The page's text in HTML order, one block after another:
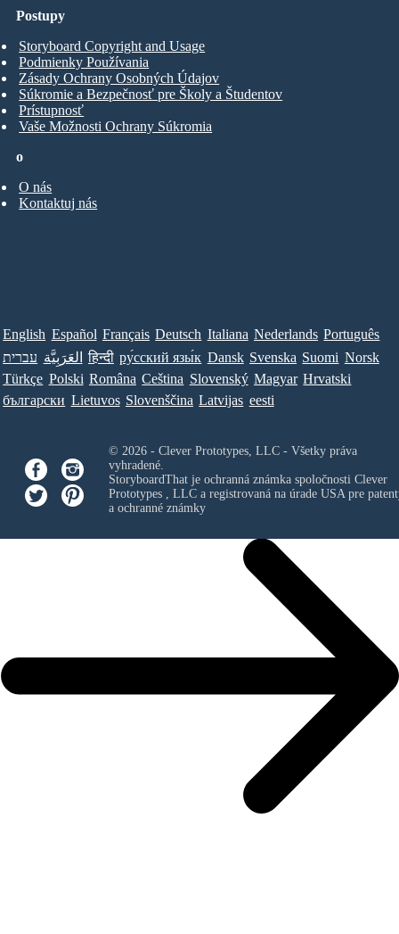
o
O nás
Kontaktuj nás
Postupy
Storyboard Copyright and Usage
Podmienky Používania
Zásady Ochrany Osobných Údajov
Súkromie a Bezpečnosť pre Školy a Študentov
Prístupnosť
Vaše Možnosti Ochrany Súkromia
English Español Français Deutsch Italiana Nederlands Português
עברית العَرَبِيَّة हिन्दी ру́сский язы́к Dansk Svenska Suomi Norsk
Türkçe Polski Româna Ceština Slovenský Magyar Hrvatski
български Lietuvos Slovenščina Latvijas eesti
© 2026 - Clever Prototypes, LLC - Všetky práva
vyhradené.
StoryboardThat je ochranná známka spoločnosti Clever
Prototypes , LLCa registrovaná na úrade USA pre
a ochranné známky